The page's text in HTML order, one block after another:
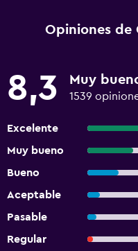
Opiniones de
8,3 Muy
1539
Excelente
Muy bueno
Bueno
Aceptable
Pasable
Regular